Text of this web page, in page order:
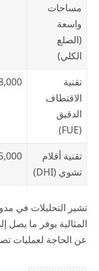
مساحات
واسعة
(الصلع
الكلي)
تقنية
الاقتطاف
الدقيق
(FUE)
18,000
تقنية أقلام
تشوي (DHI)
25,000
تشير التحليلات في
عن الحاجة لعمليات